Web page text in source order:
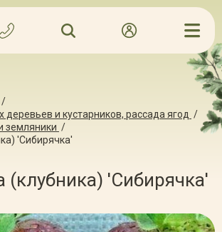
/
и кустарников, рассада ягод /
земляники /
'Сибирячка'
(клубника) 'Сибирячка'